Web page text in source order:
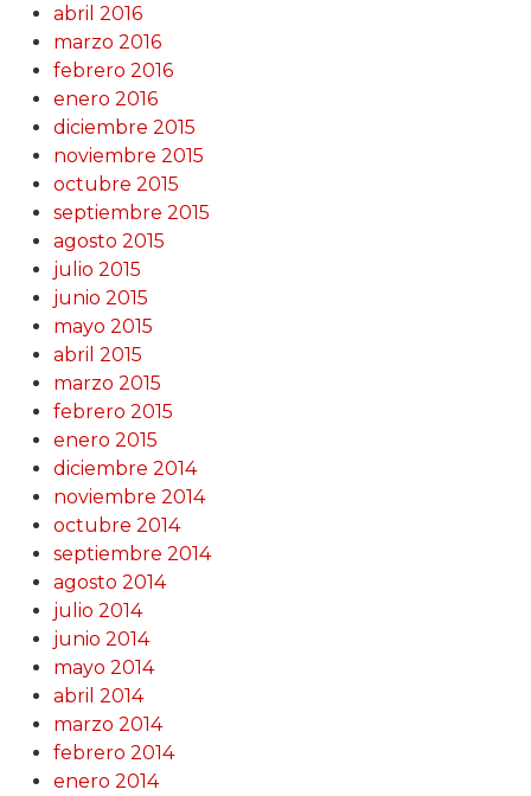
abril 2016
marzo 2016
febrero 2016
enero 2016
diciembre 2015
noviembre 2015
octubre 2015
septiembre 2015
agosto 2015
julio 2015
junio 2015
mayo 2015
abril 2015
marzo 2015
febrero 2015
enero 2015
diciembre 2014
noviembre 2014
octubre 2014
septiembre 2014
agosto 2014
julio 2014
junio 2014
mayo 2014
abril 2014
marzo 2014
febrero 2014
enero 2014